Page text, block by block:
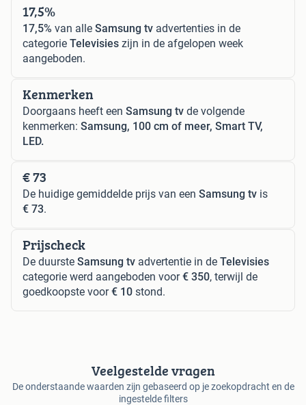
17,5%
17,5% van alle Samsung tv advertenties in de
categorie Televisies zijn in de afgelopen week
aangeboden.
Kenmerken
Doorgaans heeft een Samsung tv de volgende
kenmerken: Samsung, 100 cm of meer, Smart TV,
LED.
€ 73
De huidige gemiddelde prijs van een Samsung tv is
€ 73.
Prijscheck
De duurste Samsung tv advertentie in de Televisies
categorie werd aangeboden voor€ 350, terwijl de
goedkoopste voor€ 10 stond.
Veelgestelde vragen
De onderstaande waarden zijn gebaseerd op je zoekopdracht en de
ingestelde filters